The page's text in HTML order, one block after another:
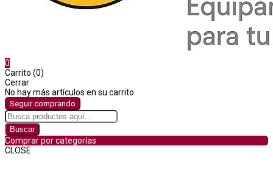
0
Carrito (0)
Cerrar
No hay más artículos en su carrito
Seguir comprando
Buscar
Comprar por categorías
CLOSE